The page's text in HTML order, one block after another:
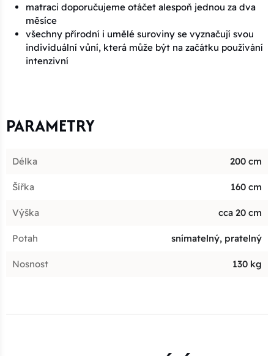
matraci doporučujeme otáčet alespoň jednou za dva
měsíce
všechny přírodní i umělé suroviny se vyznačují svou
individuální vůní, která může být na začátku používání
intenzivní
PARAMETRY
Délka 200 cm
Šířka 160 cm
Výška cca 20 cm
Potah snímatelný, pratelný
Nosnost 130 kg